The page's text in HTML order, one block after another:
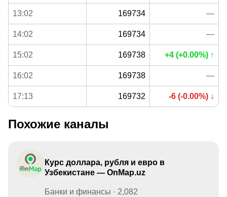
13:02 169734 —
14:02 169734 —
15:02 169738 +4 (+0.00%) ↑
16:02 169738 —
17:13 169732 -6 (-0.00%) ↓
Похожие каналы
Курс доллара, рубля и евро в
Узбекистане — OnMap.uz
Банки и финансы · 2,082